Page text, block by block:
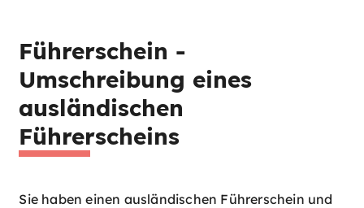
Führerschein -
Umschreibung eines
ausländischen
Führerscheins
Sie haben einen ausländischen Führerschein und